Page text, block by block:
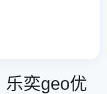
乐奕geo优